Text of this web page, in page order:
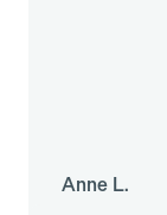
Anne L.